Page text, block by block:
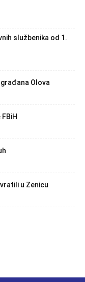
službenika od 1.
Olova
u Zenicu